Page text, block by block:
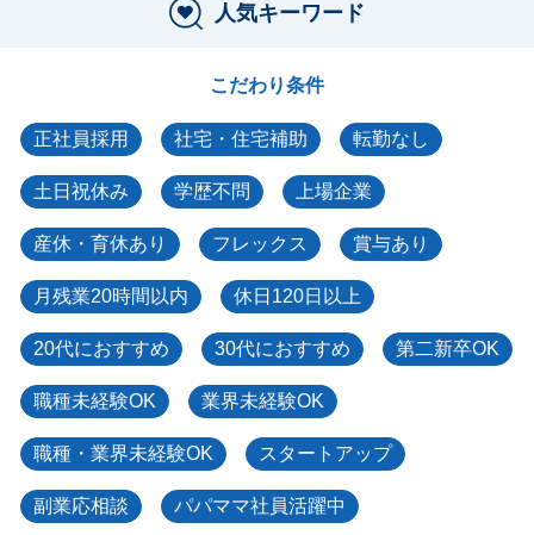
人気キーワード
こだわり条件
正社員採用 社宅・住宅補助 転勤なし
土日祝休み 学歴不問 上場企業
産休・育休あり フレックス 賞与あり
月残業20時間以内 休日120日以上
20代におすすめ 30代におすすめ 第二新卒OK
職種未経験OK 業界未経験OK
職種・業界未経験OK スタートアップ
副業応相談 パパママ社員活躍中